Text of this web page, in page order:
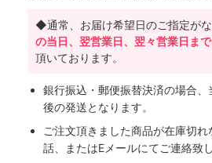
◆通常、お届け希望日のご指定がな
の当日、翌営業日、翌々営業日ま
頂いております。
銀行振込・郵便振替決済の場合
後の発送となります。
ご注文頂きました商品が在庫切
話、またはEメールにてご連絡致し